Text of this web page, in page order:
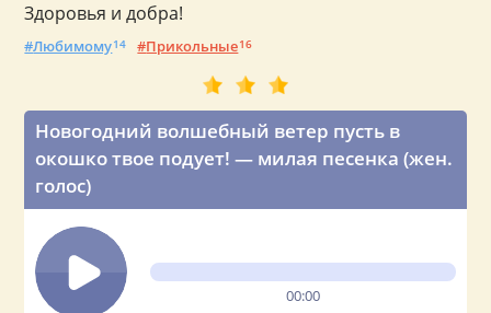
Новогодний волшебный ветер пусть в
окошко твое подует! — милая песенка (жен.
голос)
00:00
Здоровья и добра!
Любимому14 Прикольные16